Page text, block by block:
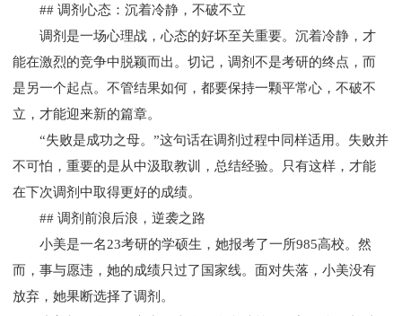
## 调剂心态：沉着冷静，不破不立
调剂是一场心理战，心态的好坏至关重要。沉着冷静，才
能在激烈的竞争中脱颖而出。切记，调剂不是考研的终点，而
是另一个起点。不管结果如何，都要保持一颗平常心，不破不
立，才能迎来新的篇章。
“失败是成功之母。”这句话在调剂过程中同样适用。失败并
不可怕，重要的是从中汲取教训，总结经验。只有这样，才能
在下次调剂中取得更好的成绩。
## 调剂前浪后浪，逆袭之路
小美是一名23考研的学硕生，她报考了一所985高校。然
而，事与愿违，她的成绩只过了国家线。面对失落，小美没有
放弃，她果断选择了调剂。